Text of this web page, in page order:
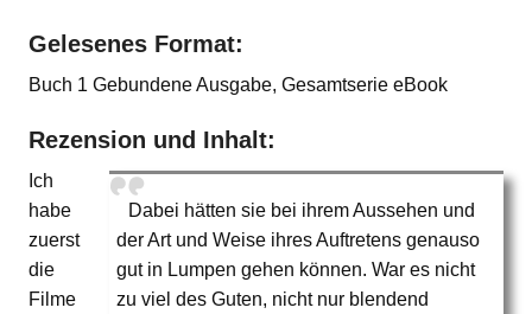
Gelesenes Format:
Buch 1 Gebundene Ausgabe, Gesamtserie eBook
Rezension und Inhalt:
Dabei hätten sie bei ihrem Aussehen und
der Art und Weise ihres Auftretens genauso
gut in Lumpen gehen können. War es nicht
zu viel des Guten, nicht nur blendend
Ich
habe
zuerst
die
Filme